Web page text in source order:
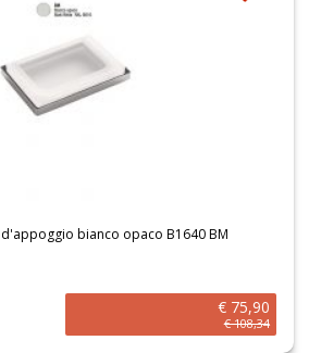
bianco opaco B1640 BM
€ 75,90
€ 108,34